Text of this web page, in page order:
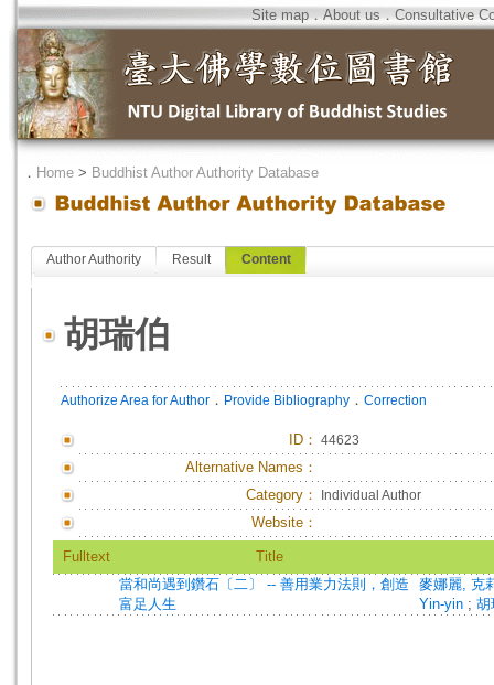
Site map．About us．Consultative
． Home > Buddhist Author Authority Database
Author Authority Result Content
胡瑞伯
Authorize Area for Author ． Provide Bibliography ． Correction
ID ： 44623
Alternative Names：
Category：
Individual Author
Website：
Fulltext
Title
當和尚遇到鑽石〔二〕 -- 善用業力法則，創造
富足人生
麥娜麗, 克
Yin-yin ; 胡